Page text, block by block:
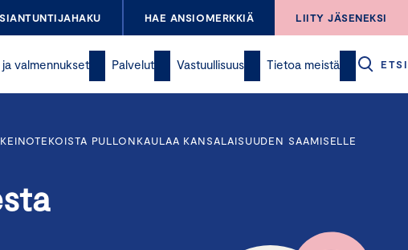
HAE ANSIOMERKKIÄ LIITY JÄSENEKSI
valmennukset Palvelut Vastuullisuus Tietoa meistä ETSI
PULLONKAULAA KANSALAISUUDEN SAAMISELLE